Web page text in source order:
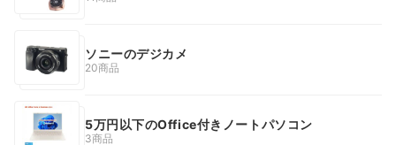
ソニーのデジカメ
20商品
5万円以下のOffice付きノートパソコン
3商品